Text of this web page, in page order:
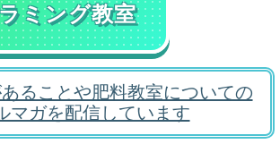
ミング教室
ることや肥料教室についての
マガを配信しています